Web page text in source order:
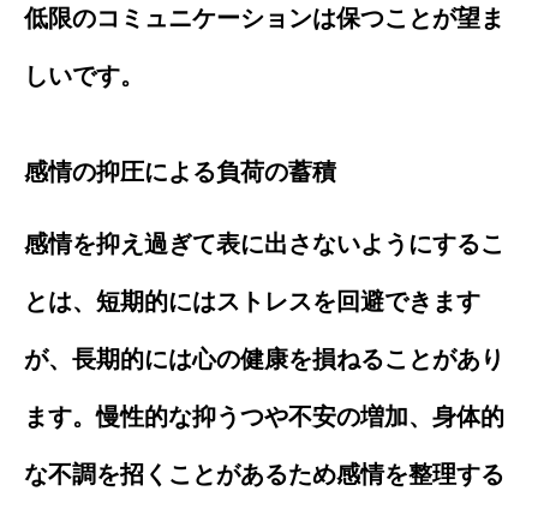
低限のコミュニケーションは保つことが望ま
しいです。
感情の抑圧による負荷の蓄積
感情を抑え過ぎて表に出さないようにするこ
とは、短期的にはストレスを回避できます
が、長期的には心の健康を損ねることがあり
ます。慢性的な抑うつや不安の増加、身体的
な不調を招くことがあるため感情を整理する